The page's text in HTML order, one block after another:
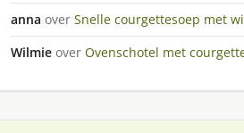
anna over Snelle courgettesoep met
Wilmie over Ovenschotel met